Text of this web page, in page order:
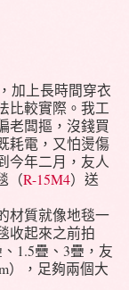
加上長時間穿衣
比較實際。我工
老闆摳，沒錢買
耗電，又怕燙傷
今年二月，友人
（R-15M4）送
材質就像地毯一
收起來之前拍
1.5疊、3疊，友
），足夠兩個大